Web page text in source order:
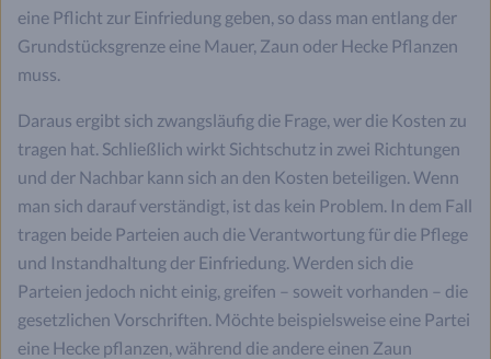
eine Pflicht zur Einfriedung geben, so dass man entlang der
Grundstücksgrenze eine Mauer, Zaun oder Hecke Pflanzen
muss.
Daraus ergibt sich zwangsläufig die Frage, wer die Kosten zu
tragen hat. Schließlich wirkt Sichtschutz in zwei Richtungen
und der Nachbar kann sich an den Kosten beteiligen. Wenn
man sich darauf verständigt, ist das kein Problem. In dem Fall
tragen beide Parteien auch die Verantwortung für die Pflege
und Instandhaltung der Einfriedung. Werden sich die
Parteien jedoch nicht einig, greifen – soweit vorhanden – die
gesetzlichen Vorschriften. Möchte beispielsweise eine Partei
eine Hecke pflanzen, während die andere einen Zaun